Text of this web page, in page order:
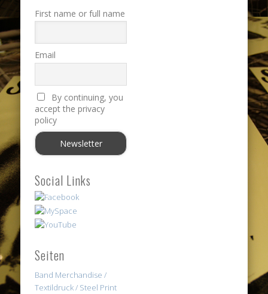
First name or full name
Email
By continuing, you
accept the privacy
policy
Social Links
Seiten
Band Merchandise /
Textildruck / Steel Print